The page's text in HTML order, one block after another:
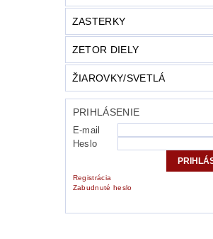
ZASTERKY
ZETOR DIELY
ŽIAROVKY/SVETLÁ
PRIHLÁSENIE
E-mail
Heslo
Registrácia
Zabudnuté heslo